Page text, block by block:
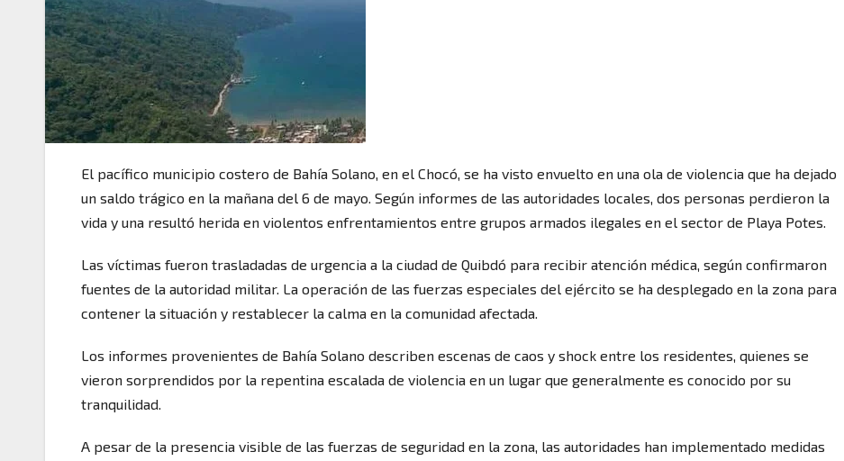
El pacífico municipio costero de Bahía Solano, en el Chocó, se ha visto envuelto en una ola de violencia que ha dejado
un saldo trágico en la mañana del 6 de mayo. Según informes de las autoridades locales, dos personas perdieron la
vida y una resultó herida en violentos enfrentamientos entre grupos armados ilegales en el sector de Playa Potes.
Las víctimas fueron trasladadas de urgencia a la ciudad de Quibdó para recibir atención médica, según confirmaron
fuentes de la autoridad militar. La operación de las fuerzas especiales del ejército se ha desplegado en la zona para
contener la situación y restablecer la calma en la comunidad afectada.
Los informes provenientes de Bahía Solano describen escenas de caos y shock entre los residentes, quienes se
vieron sorprendidos por la repentina escalada de violencia en un lugar que generalmente es conocido por su
tranquilidad.
A pesar de la presencia visible de las fuerzas de seguridad en la zona, las autoridades han implementado medidas